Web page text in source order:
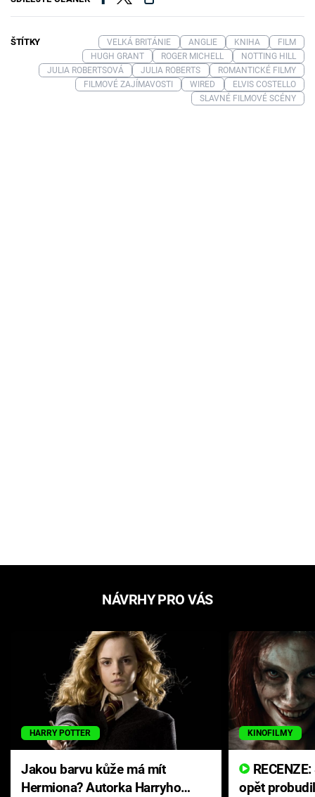
ŠTÍTKY VELKÁ BRITÁNIE ANGLIE KNIHA
FILM
HUGH GRANT
ROGER MICHELL
NOTTING HILL
JULIA ROBERTSOVÁ
JULIA ROBERTS
ROMANTICKÉ FILMY
FILMOVÉ ZAJÍMAVOSTI
WIRED
ELVIS COSTELLO
SLAVNÉ FILMOVÉ SCÉNY
NÁVRHY PRO VÁS
HARRY POTTER
Jakou barvu kůže má mít
Hermiona? Autorka Harryho
KINOFILMY
opět